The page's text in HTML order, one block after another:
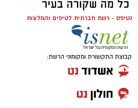
הוא משמש כמאמן הנבחרות
בנוסף שימש כעוזר מאמן
נבחרת נוער עתודה ובשנים
של איגוד הכדורסל בווינגט.
בעונה האחרונה אימן אמר את
נטיפס - רשת חברתית לטיפים והמלצות
קבוצת התקשורת ומקומוני הרשת: